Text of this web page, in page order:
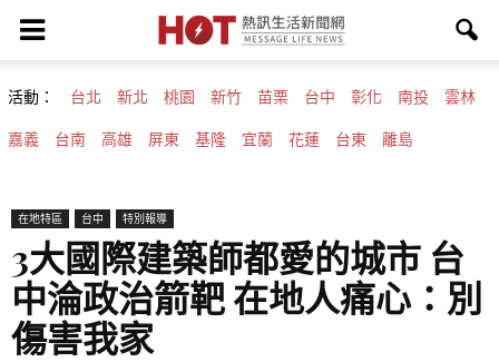
活動： 台北 新北 桃園 新竹 苗栗 台中 彰化 南投 雲林
嘉義 台南 高雄 屏東 基隆 宜蘭 花蓮 台東 離島
在地特區 台中 特別報導
3大國際建築師都愛的城市 台
中淪政治箭靶 在地人痛心：別
傷害我家